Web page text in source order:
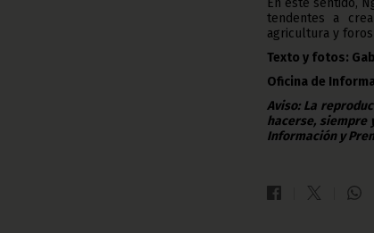
En este sentido,
tendentes a
agricultura y
Texto y fotos:
Oficina de
Aviso: La
hacerse, siempre
Información y